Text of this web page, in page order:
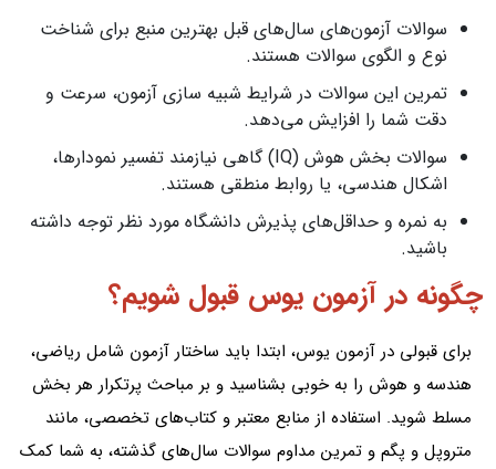
سوالات آزمون‌های سال‌های قبل بهترین منبع برای شناخت
نوع و الگوی سوالات هستند.
تمرین این سوالات در شرایط شبیه‌ سازی آزمون، سرعت و
دقت شما را افزایش می‌دهد.
سوالات بخش هوش (IQ) گاهی نیازمند تفسیر نمودارها،
اشکال هندسی، یا روابط منطقی هستند.
به نمره و حداقل‌های پذیرش دانشگاه مورد نظر توجه داشته
باشید.
چگونه در آزمون یوس قبول شویم؟
برای قبولی در آزمون یوس، ابتدا باید ساختار آزمون شامل ریاضی،
هندسه و هوش را به‌ خوبی بشناسید و بر مباحث پرتکرار هر بخش
مسلط شوید. استفاده از منابع معتبر و کتاب‌های تخصصی، مانند
متروپل و پگم و تمرین مداوم سوالات سال‌های گذشته، به شما کمک